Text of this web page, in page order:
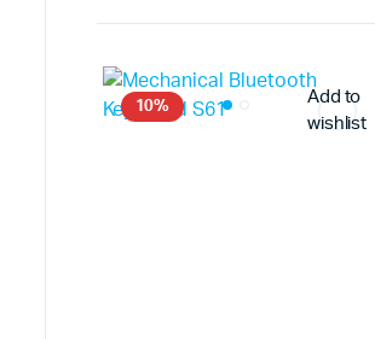
10%
Add to
wishlist